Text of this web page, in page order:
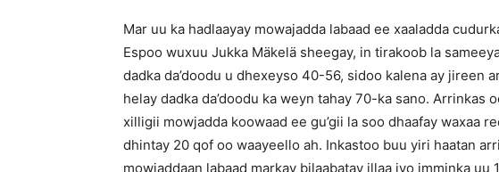
Mar uu ka hadlaayay mowajadda labaad ee xaaladda
Espoo wuxuu Jukka Mäkelä sheegay, in tirakoob la
dadka da’doodu u dhexeyso 40-56, sidoo kalena ay jireen
helay dadka da’doodu ka weyn tahay 70-ka sano. Arrinkas
xilligii mowjadda koowaad ee gu’gii la soo dhaafay waxaa
dhintay 20 qof oo waayeello ah. Inkastoo buu yiri haatan
mowjaddaan labaad markay bilaabatay illaa iyo imminka uu